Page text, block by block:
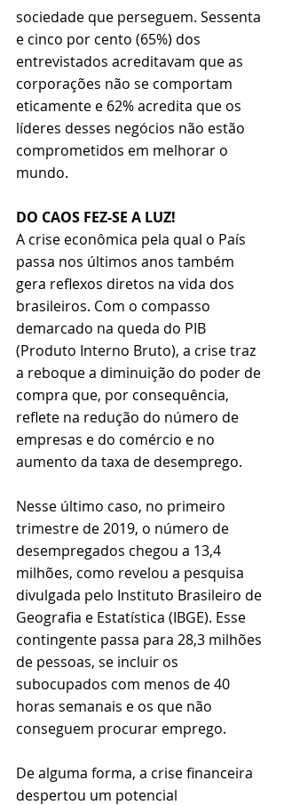
sociedade que perseguem. Sessenta
e cinco por cento (65%) dos
entrevistados acreditavam que as
corporações não se comportam
eticamente e 62% acredita que os
líderes desses negócios não estão
comprometidos em melhorar o
mundo.
DO CAOS FEZ-SE A LUZ!
A crise econômica pela qual o País
passa nos últimos anos também
gera reflexos diretos na vida dos
brasileiros. Com o compasso
demarcado na queda do PIB
(Produto Interno Bruto), a crise traz
a reboque a diminuição do poder de
compra que, por consequência,
reflete na redução do número de
empresas e do comércio e no
aumento da taxa de desemprego.
Nesse último caso, no primeiro
trimestre de 2019, o número de
desempregados chegou a 13,4
milhões, como revelou a pesquisa
divulgada pelo Instituto Brasileiro de
Geografia e Estatística (IBGE). Esse
contingente passa para 28,3 milhões
de pessoas, se incluir os
subocupados com menos de 40
horas semanais e os que não
conseguem procurar emprego.
De alguma forma, a crise financeira
despertou um potencial